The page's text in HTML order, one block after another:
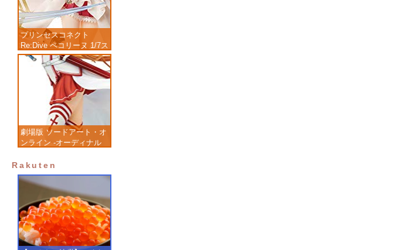
プリンセスコネクト
Re:Dive ペコリーヌ 1/7ス
ケール 塗装済み完成品フ
ィギュア
劇場版 ソードアート・オ
ンライン -オーディナル
成品フィギュア
Rakuten